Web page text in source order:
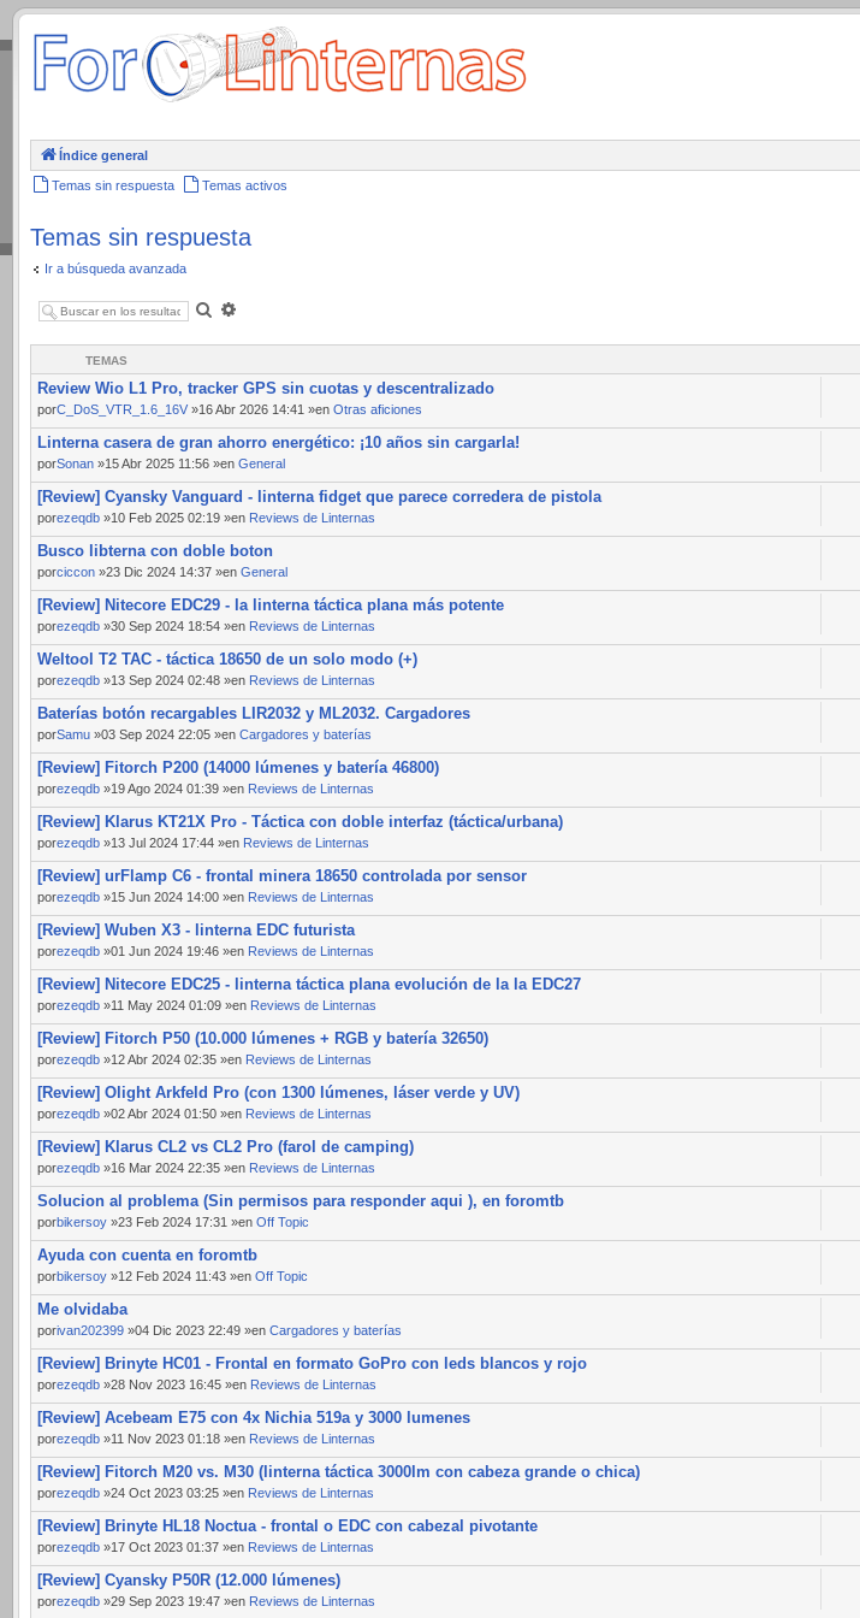
.
Índice general
Temas sin respuesta Temas activos
Temas sin respuesta
Ir a búsqueda avanzada
Buscar
TEMAS
Review Wio L1 Pro, tracker GPS sin cuotas y descentralizado
porC_DoS_VTR_1.6_16V »16 Abr 2026 14:41 »en Otras aficiones
Linterna casera de gran ahorro energético: ¡10 años sin cargarla!
porSonan »15 Abr 2025 11:56 »en General
[Review] Cyansky Vanguard - linterna fidget que parece corredera de pistola
porezeqdb »10 Feb 2025 02:19 »en Reviews de Linternas
Busco libterna con doble boton
porciccon »23 Dic 2024 14:37 »en General
[Review] Nitecore EDC29 - la linterna táctica plana más potente
porezeqdb »30 Sep 2024 18:54 »en Reviews de Linternas
Weltool T2 TAC - táctica 18650 de un solo modo (+)
porezeqdb »13 Sep 2024 02:48 »en Reviews de Linternas
Baterías botón recargables LIR2032 y ML2032. Cargadores
porSamu »03 Sep 2024 22:05 »en Cargadores y baterías
[Review] Fitorch P200 (14000 lúmenes y batería 46800)
porezeqdb »19 Ago 2024 01:39 »en Reviews de Linternas
[Review] Klarus KT21X Pro - Táctica con doble interfaz (táctica/urbana)
porezeqdb »13 Jul 2024 17:44 »en Reviews de Linternas
[Review] urFlamp C6 - frontal minera 18650 controlada por sensor
porezeqdb »15 Jun 2024 14:00 »en Reviews de Linternas
[Review] Wuben X3 - linterna EDC futurista
porezeqdb »01 Jun 2024 19:46 »en Reviews de Linternas
[Review] Nitecore EDC25 - linterna táctica plana evolución de la la EDC27
porezeqdb »11 May 2024 01:09 »en Reviews de Linternas
[Review] Fitorch P50 (10.000 lúmenes + RGB y batería 32650)
porezeqdb »12 Abr 2024 02:35 »en Reviews de Linternas
[Review] Olight Arkfeld Pro (con 1300 lúmenes, láser verde y UV)
porezeqdb »02 Abr 2024 01:50 »en Reviews de Linternas
[Review] Klarus CL2 vs CL2 Pro (farol de camping)
porezeqdb »16 Mar 2024 22:35 »en Reviews de Linternas
Solucion al problema (Sin permisos para responder aqui ), en foromtb
porbikersoy »23 Feb 2024 17:31 »en Off Topic
Ayuda con cuenta en foromtb
porbikersoy »12 Feb 2024 11:43 »en Off Topic
Me olvidaba
porivan202399 »04 Dic 2023 22:49 »en Cargadores y baterías
[Review] Brinyte HC01 - Frontal en formato GoPro con leds blancos y rojo
porezeqdb »28 Nov 2023 16:45 »en Reviews de Linternas
[Review] Acebeam E75 con 4x Nichia 519a y 3000 lumenes
porezeqdb »11 Nov 2023 01:18 »en Reviews de Linternas
[Review] Fitorch M20 vs. M30 (linterna táctica 3000lm con cabeza grande o chica)
porezeqdb »24 Oct 2023 03:25 »en Reviews de Linternas
[Review] Brinyte HL18 Noctua - frontal o EDC con cabezal pivotante
porezeqdb »17 Oct 2023 01:37 »en Reviews de Linternas
[Review] Cyansky P50R (12.000 lúmenes)
porezeqdb »29 Sep 2023 19:47 »en Reviews de Linternas